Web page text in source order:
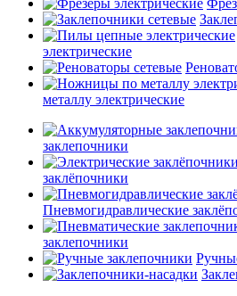
электрические
металлу электрические
заклепочники
заклёпочники
Пневмогидравлические
заклепочники